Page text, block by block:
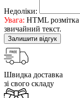
Недоліки:
Увага: HTML
звичайний текст.
Залишити відгук
Швидка доставка
зі свого складу